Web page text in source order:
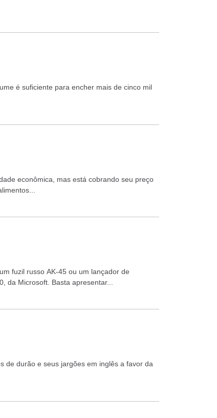
é suficiente para encher mais de cinco mil
econômica, mas está cobrando seu preço
fuzil russo AK-45 ou um lançador de
da Microsoft. Basta apresentar...
durão e seus jargões em inglês a favor da